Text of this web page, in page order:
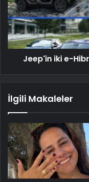
Jeep'in iki e-
İlgili Makaleler